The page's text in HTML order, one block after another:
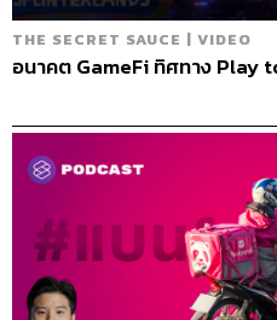
THE SECRET SAUCE | VIDEO
อนาคต GameFi ทิศทาง Play